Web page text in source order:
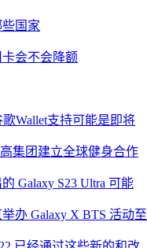
国家
会不会降额
Wallet支持可能是即将
集团建立全球健身合作
Galaxy S23 Ultra 可能
办 Galaxy X BTS 活动至